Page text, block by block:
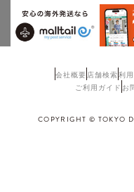
会社概要 店舗検索利
ご利用ガイド お
COPYRIGHT © TOKYO